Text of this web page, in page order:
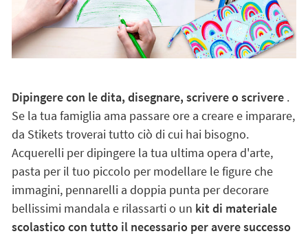
Dipingere con le dita, disegnare, scrivere o scrivere.
Se la tua famiglia ama passare ore a creare e imparare,
da Stikets troverai tutto ciò di cui hai bisogno.
Acquerelli per dipingere la tua ultima opera d'arte,
pasta per il tuo piccolo per modellare le figure che
immagini, pennarelli a doppia punta per decorare
bellissimi mandala e rilassarti o un kit di materiale
scolastico con tutto il necessario per avere successo